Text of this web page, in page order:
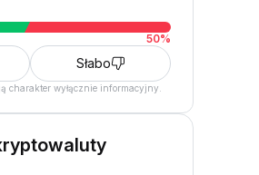
50%
Słabo
charakter wyłącznie informacyjny.